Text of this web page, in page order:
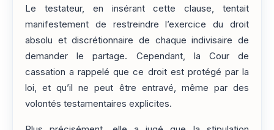
Le testateur, en insérant cette clause, tentait
manifestement de restreindre l’exercice du droit
absolu et discrétionnaire de chaque indivisaire de
demander le partage. Cependant, la Cour de
cassation a rappelé que ce droit est protégé par la
loi, et qu’il ne peut être entravé, même par des
volontés testamentaires explicites.